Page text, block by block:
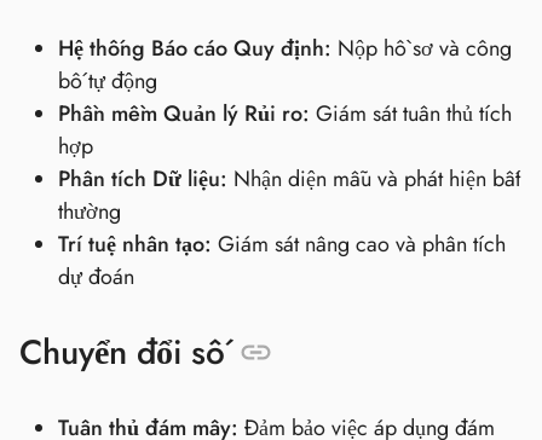
Hệ thống Báo cáo Quy định: Nộp hồ sơ và công
bố tự động
Phần mềm Quản lý Rủi ro: Giám sát tuân thủ tích
hợp
Phân tích Dữ liệu: Nhận diện mẫu và phát hiện bất
thường
Trí tuệ nhân tạo: Giám sát nâng cao và phân tích
dự đoán
Chuyển đổi số
Tuân thủ đám mây: Đảm bảo việc áp dụng đám